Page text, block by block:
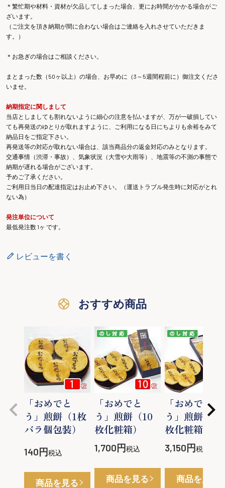
＊繁忙期や材料・資材が欠品してしまった場合、更にお時間がかかる場合がご
ざいます。
（ご注文を頂き納期が間に合わない場合はご連絡を入れさせていただきま
す。）
＊お急ぎの場合はご相談ください。
まとまった数（50ヶ以上）の場合、お早めに（3～5週間程前に）御注文くださ
いませ。
納期指定に関しまして
当店としましても割れないように細心の注意を払いますが、万が一破損してい
ても再発送のゆとりが取れますように、ご利用になる日にちよりも余裕をみて
納品日をご指定下さい。
再発送等の対応が取れない場合は、該当商品分の返金対応のみとなります。
交通事情（渋滞・事故）、気象状況（大雪や大雨等）、地震等の不測の事態で
納期が遅れる場合がございます。
予めご了承ください。
ご利用日当日の配達指定はお止め下さい。（運送トラブル発生時に対応がとれ
ない為）
発注単位について
最低発注数 1ヶ です。
レビューを書く
おすすめ商品
「おめでと
う」煎餅（1枚
バラ個包装）
140 税込
商品を見る
「おめでと
う」煎餅（10
枚化粧箱）
1,700 税込
商品を見る
「おめでと
う」煎餅（20
枚化粧箱）
3,150 税込
商品を見る